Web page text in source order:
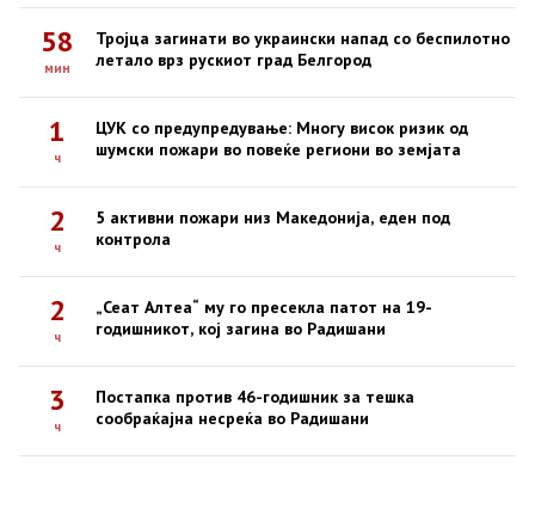
58
мин
Тројца загинати во украински напад со беспилотно
летало врз рускиот град Белгород
1
ч
ЦУК со предупредување: Многу висок ризик од
шумски пожари во повеќе региони во земјата
2
ч
5 активни пожари низ Македонија, еден под
контрола
2
ч
„Сеат Алтеа“ му го пресекла патот на 19-
годишникот, кој загина во Радишани
3
ч
Постапка против 46-годишник за тешка
сообраќајна несреќа во Радишани